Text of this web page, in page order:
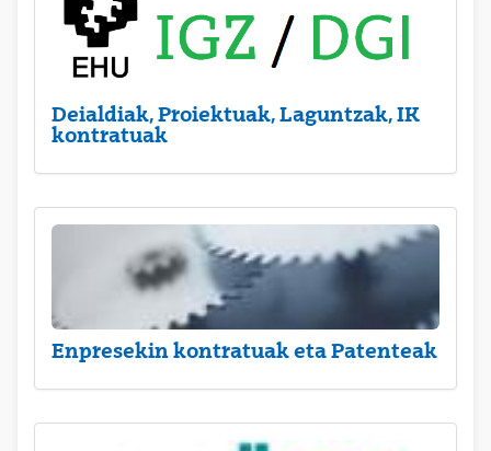
Deialdiak, Proiektuak, Laguntzak, IK
kontratuak
Enpresekin kontratuak eta Patenteak